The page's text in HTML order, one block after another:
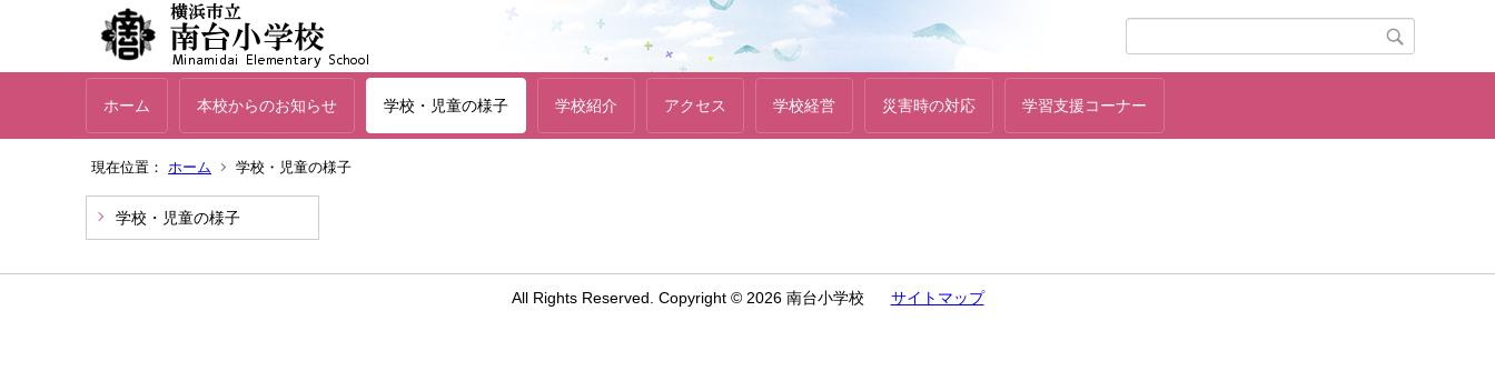
ホーム 本校からのお知らせ 学校・児童の様子 学校紹介 アクセス 学校経営 災害時の対応 学習支援コーナー
現在位置： ホーム 学校・児童の様子
学校・児童の様子
All Rights Reserved. Copyright © 2026 南台小学校 サイトマップ